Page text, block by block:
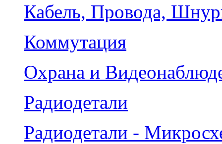
Кабель, Провода,
Коммутация
Охрана и
Радиодетали
Радиодетали -